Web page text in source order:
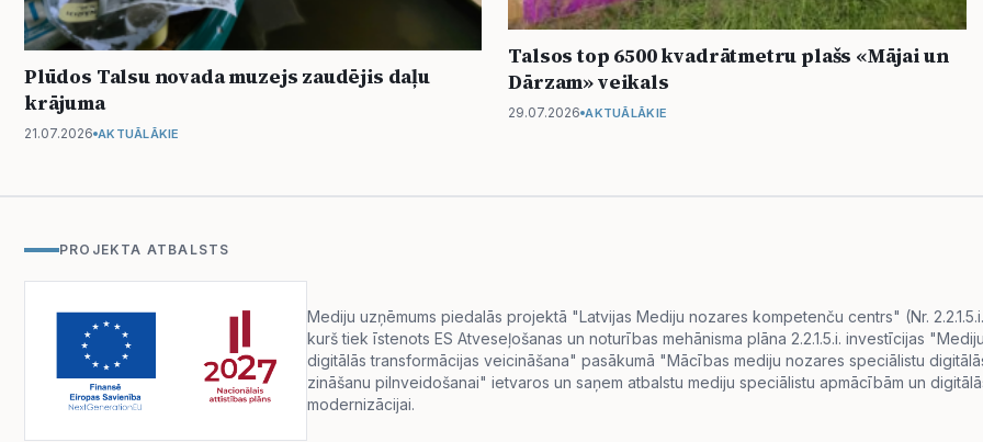
Plūdos Talsu novada muzejs zaudējis daļu
krājuma
21.07.2026 AKTUĀLĀKIE
Talsos top 6500 kvadrātmetru plašs «Mājai un
Dārzam» veikals
29.07.2026 AKTUĀLĀKIE
PROJEKTA ATBALSTS
Mediju uzņēmums piedalās projektā "Latvijas Mediju nozares kompetenču centrs" (Nr.
kurš tiek īstenots ES Atveseļošanas un noturības mehānisma plāna 2.2.1.5.i. investīcijas
digitālās transformācijas veicināšana" pasākumā "Mācības mediju nozares speciālistu
zināšanu pilnveidošanai" ietvaros un saņem atbalstu mediju speciālistu apmācībām un
modernizācijai.